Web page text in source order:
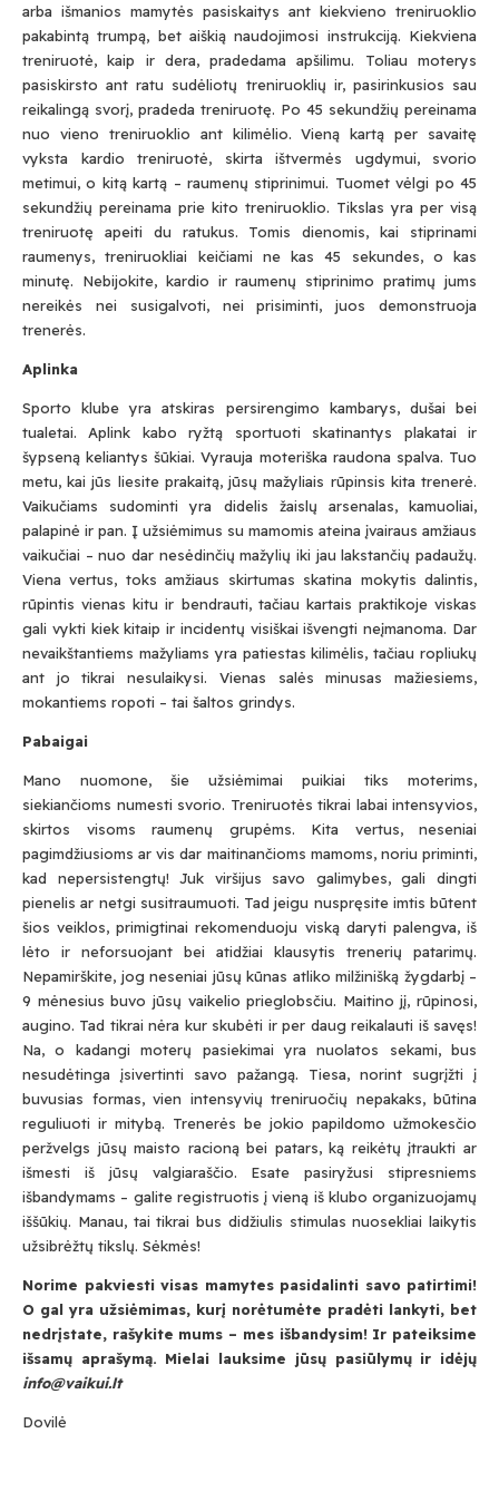
arba išmanios mamytės pasiskaitys ant kiekvieno treniruoklio
pakabintą trumpą, bet aiškią naudojimosi instrukciją. Kiekviena
treniruotė, kaip ir dera, pradedama apšilimu. Toliau moterys
pasiskirsto ant ratu sudėliotų treniruoklių ir, pasirinkusios sau
reikalingą svorį, pradeda treniruotę. Po 45 sekundžių pereinama
nuo vieno treniruoklio ant kilimėlio. Vieną kartą per savaitę
vyksta kardio treniruotė, skirta ištvermės ugdymui, svorio
metimui, o kitą kartą – raumenų stiprinimui. Tuomet vėlgi po 45
sekundžių pereinama prie kito treniruoklio. Tikslas yra per visą
treniruotę apeiti du ratukus. Tomis dienomis, kai stiprinami
raumenys, treniruokliai keičiami ne kas 45 sekundes, o kas
minutę. Nebijokite, kardio ir raumenų stiprinimo pratimų jums
nereikės nei susigalvoti, nei prisiminti, juos demonstruoja
trenerės.
Aplinka
Sporto klube yra atskiras persirengimo kambarys, dušai bei
tualetai. Aplink kabo ryžtą sportuoti skatinantys plakatai ir
šypseną keliantys šūkiai. Vyrauja moteriška raudona spalva. Tuo
metu, kai jūs liesite prakaitą, jūsų mažyliais rūpinsis kita trenerė.
Vaikučiams sudominti yra didelis žaislų arsenalas, kamuoliai,
palapinė ir pan. Į užsiėmimus su mamomis ateina įvairaus amžiaus
vaikučiai – nuo dar nesėdinčių mažylių iki jau lakstančių padaužų.
Viena vertus, toks amžiaus skirtumas skatina mokytis dalintis,
rūpintis vienas kitu ir bendrauti, tačiau kartais praktikoje viskas
gali vykti kiek kitaip ir incidentų visiškai išvengti neįmanoma. Dar
nevaikštantiems mažyliams yra patiestas kilimėlis, tačiau ropliukų
ant jo tikrai nesulaikysi. Vienas salės minusas mažiesiems,
mokantiems ropoti – tai šaltos grindys.
Pabaigai
Mano nuomone, šie užsiėmimai puikiai tiks moterims,
siekiančioms numesti svorio. Treniruotės tikrai labai intensyvios,
skirtos visoms raumenų grupėms. Kita vertus, neseniai
pagimdžiusioms ar vis dar maitinančioms mamoms, noriu priminti,
kad nepersistengtų! Juk viršijus savo galimybes, gali dingti
pienelis ar netgi susitraumuoti. Tad jeigu nuspręsite imtis būtent
šios veiklos, primigtinai rekomenduoju viską daryti palengva, iš
lėto ir neforsuojant bei atidžiai klausytis trenerių patarimų.
Nepamirškite, jog neseniai jūsų kūnas atliko milžinišką žygdarbį –
9 mėnesius buvo jūsų vaikelio prieglobsčiu. Maitino jį, rūpinosi,
augino. Tad tikrai nėra kur skubėti ir per daug reikalauti iš savęs!
Na, o kadangi moterų pasiekimai yra nuolatos sekami, bus
nesudėtinga įsivertinti savo pažangą. Tiesa, norint sugrįžti į
buvusias formas, vien intensyvių treniruočių nepakaks, būtina
reguliuoti ir mitybą. Trenerės be jokio papildomo užmokesčio
peržvelgs jūsų maisto racioną bei patars, ką reikėtų įtraukti ar
išmesti iš jūsų valgiaraščio. Esate pasiryžusi stipresniems
išbandymams – galite registruotis į vieną iš klubo organizuojamų
iššūkių. Manau, tai tikrai bus didžiulis stimulas nuosekliai laikytis
užsibrėžtų tikslų. Sėkmės!
Norime pakviesti visas mamytes pasidalinti savo patirtimi!
O gal yra užsiėmimas, kurį norėtumėte pradėti lankyti, bet
nedrįstate, rašykite mums – mes išbandysim! Ir pateiksime
išsamų aprašymą. Mielai lauksime jūsų pasiūlymų ir idėjų
info@vaikui.lt
Dovilė